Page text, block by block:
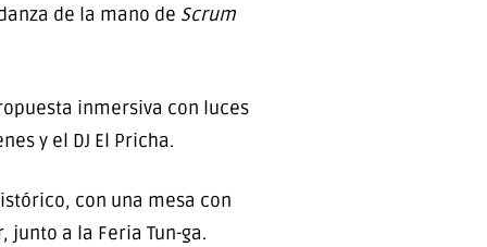
de la mano de Scrum
inmersiva con luces
y el DJ El Pricha.
con una mesa con
a la Feria Tun-ga.